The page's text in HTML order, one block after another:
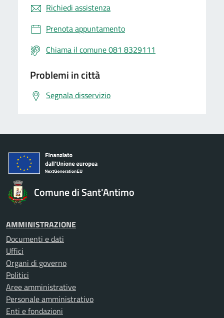
Richiedi assistenza
Prenota appuntamento
Chiama il comune 081 8329111
Problemi in città
Segnala disservizio
Comune di Sant'Antimo
AMMINISTRAZIONE
Documenti e dati
Uffici
Organi di governo
Politici
Aree amministrative
Personale amministrativo
Enti e fondazioni